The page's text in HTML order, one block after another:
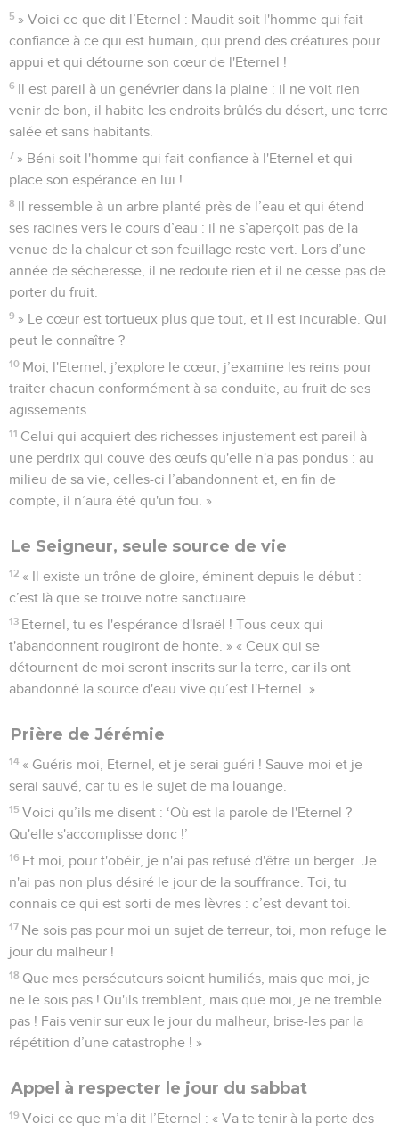
5 » Voici ce que dit l’Eternel : Maudit soit l'homme qui fait
confiance à ce qui est humain, qui prend des créatures pour
appui et qui détourne son cœur de l'Eternel !
6 Il est pareil à un genévrier dans la plaine : il ne voit rien
venir de bon, il habite les endroits brûlés du désert, une terre
salée et sans habitants.
7 » Béni soit l'homme qui fait confiance à l'Eternel et qui
place son espérance en lui !
8 Il ressemble à un arbre planté près de l’eau et qui étend
ses racines vers le cours d’eau : il ne s’aperçoit pas de la
venue de la chaleur et son feuillage reste vert. Lors d’une
année de sécheresse, il ne redoute rien et il ne cesse pas de
porter du fruit.
9 » Le cœur est tortueux plus que tout, et il est incurable. Qui
peut le connaître ?
10 Moi, l'Eternel, j’explore le cœur, j’examine les reins pour
traiter chacun conformément à sa conduite, au fruit de ses
agissements.
11 Celui qui acquiert des richesses injustement est pareil à
une perdrix qui couve des œufs qu'elle n'a pas pondus : au
milieu de sa vie, celles-ci l’abandonnent et, en fin de
compte, il n’aura été qu'un fou. »
Le Seigneur, seule source de vie
12 « Il existe un trône de gloire, éminent depuis le début :
c’est là que se trouve notre sanctuaire.
13 Eternel, tu es l'espérance d'Israël ! Tous ceux qui
t'abandonnent rougiront de honte. » « Ceux qui se
détournent de moi seront inscrits sur la terre, car ils ont
abandonné la source d'eau vive qu’est l'Eternel. »
Prière de Jérémie
14 « Guéris-moi, Eternel, et je serai guéri ! Sauve-moi et je
serai sauvé, car tu es le sujet de ma louange.
15 Voici qu’ils me disent : ‘Où est la parole de l'Eternel ?
Qu'elle s'accomplisse donc !’
16 Et moi, pour t'obéir, je n'ai pas refusé d'être un berger. Je
n'ai pas non plus désiré le jour de la souffrance. Toi, tu
connais ce qui est sorti de mes lèvres : c’est devant toi.
17 Ne sois pas pour moi un sujet de terreur, toi, mon refuge le
jour du malheur !
18 Que mes persécuteurs soient humiliés, mais que moi, je
ne le sois pas ! Qu'ils tremblent, mais que moi, je ne tremble
pas ! Fais venir sur eux le jour du malheur, brise-les par la
répétition d’une catastrophe ! »
Appel à respecter le jour du sabbat
19 Voici ce que m’a dit l’Eternel : « Va te tenir à la porte des